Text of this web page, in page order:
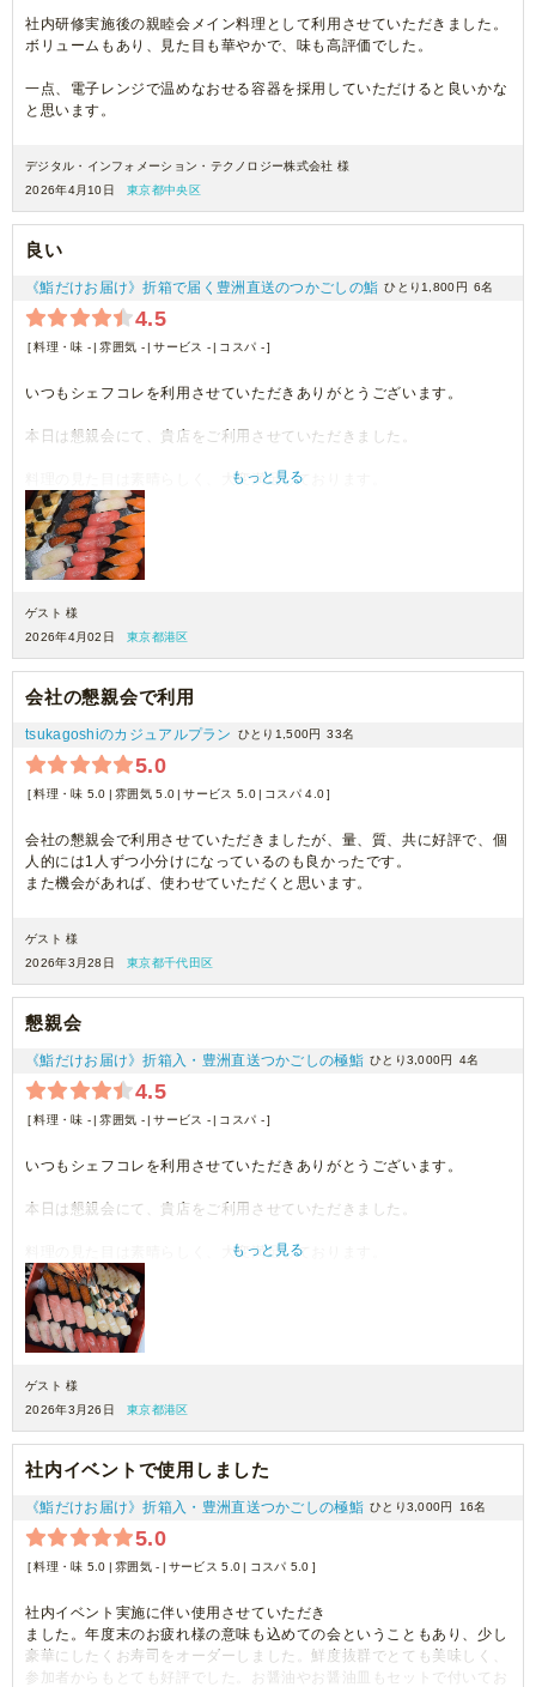
社内研修実施後の親睦会メイン料理として利用させていただきました。
ボリュームもあり、見た目も華やかで、味も高評価でした。
一点、電子レンジで温めなおせる容器を採用していただけると良いかな
と思います。
デジタル・インフォメーション・テクノロジー株式会社 様
2026年4月10日
東京都中央区
良い
《鮨だけお届け》折箱で届く豊洲直送のつかごしの鮨 ひとり1,800円 6名
4.5
料理・味 - 雰囲気 - サービス - コスパ -
いつもシェフコレを利用させていただきありがとうございます。
本日は懇親会にて、貴店をご利用させていただきました。
料理の見た目は素晴らしく、大変満足しております。
機会がございましたら、ぜひまたご利用させていただきます。
もっと見る
ゲスト 様
2026年4月02日
東京都港区
会社の懇親会で利用
tsukagoshiのカジュアルプラン ひとり1,500円 33名
5.0
料理・味 5.0 雰囲気 5.0 サービス 5.0 コスパ 4.0
会社の懇親会で利用させていただきましたが、量、質、共に好評で、個
人的には1人ずつ小分けになっているのも良かったです。
また機会があれば、使わせていただくと思います。
ゲスト 様
2026年3月28日
東京都千代田区
懇親会
《鮨だけお届け》折箱入・豊洲直送つかごしの極鮨 ひとり3,000円 4名
4.5
料理・味 - 雰囲気 - サービス - コスパ -
いつもシェフコレを利用させていただきありがとうございます。
本日は懇親会にて、貴店をご利用させていただきました。
料理の見た目は素晴らしく、大変満足しております。
機会がございましたら、ぜひまたご利用させていただきます。
もっと見る
ゲスト 様
2026年3月26日
東京都港区
社内イベントで使用しました
《鮨だけお届け》折箱入・豊洲直送つかごしの極鮨 ひとり3,000円 16名
5.0
料理・味 5.0 雰囲気 - サービス 5.0 コスパ 5.0
社内イベント実施に伴い使用させていただき
ました。年度末のお疲れ様の意味も込めての会ということもあり、少し
豪華にしたくお寿司をオーダーしました。鮮度抜群でとても美味しく、
参加者からもとても好評でした。お醤油やお醤油皿もセットで付いてお